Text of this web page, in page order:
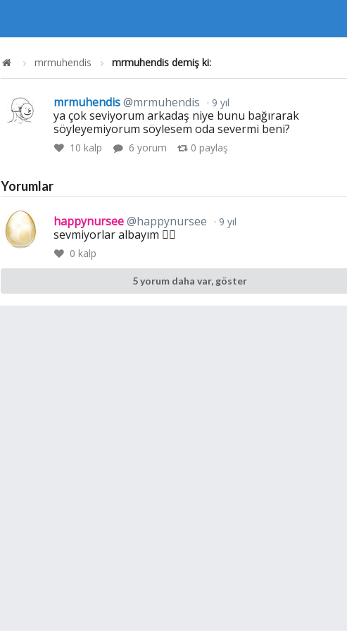
mrmuhendis mrmuhendis demiş ki:
mrmuhendis@mrmuhendis 9 yıl
ya çok seviyorum arkadaş niye bunu bağırarak
söyleyemiyorum söylesem oda severmi beni?
10 kalp 6 yorum 0 paylaş
Yorumlar
happynursee@happynursee 9 yıl
sevmiyorlar albayım 👎🏽
0 kalp
5 yorum daha var, göster